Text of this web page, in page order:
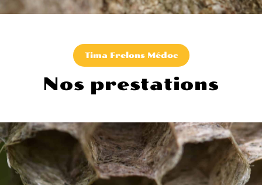
Tima Frelons Médoc
Nos prestations